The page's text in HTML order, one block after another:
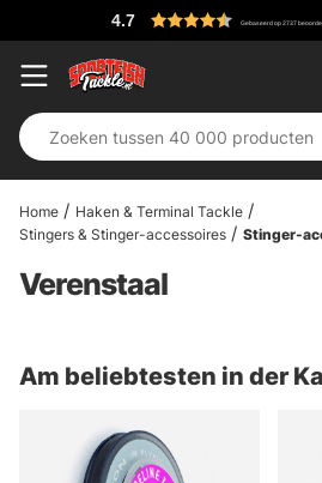
4.7 Gebaseerd op 2737
Home
Haken & Terminal Tackle
Stingers & Stinger-accessoires
Stinger-
Verenstaal
Am beliebtesten in der